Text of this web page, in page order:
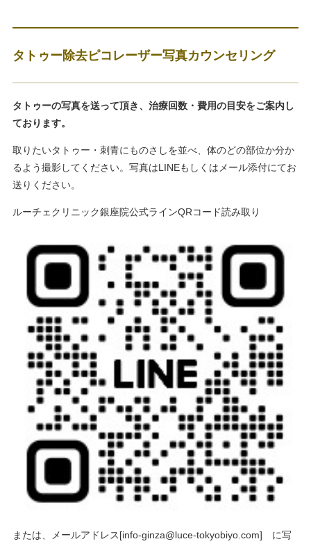
タトゥー除去ピコレーザー写真カウンセリング
タトゥーの写真を送って頂き、治療回数・費用の目安をご案内し
ております。
取りたいタトゥー・刺青にものさしを並べ、体のどの部位か分か
るよう撮影してください。写真はLINEもしくはメール添付にてお
送りください。
ルーチェクリニック銀座院公式ラインQRコード読み取り
または、メールアドレス[info-ginza@luce-tokyobiyo.com] に写